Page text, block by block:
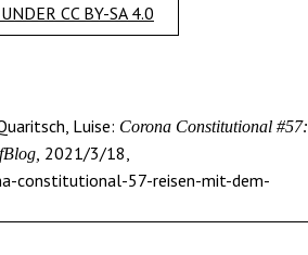
CC BY-SA 4.0
Luise: Corona Constitutional #57:
2021/3/18,
constitutional-57-reisen-mit-dem-